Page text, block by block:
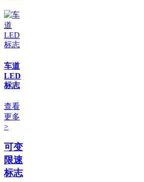
车道
LED
标志
查看
更多
>
可变
限速
标志